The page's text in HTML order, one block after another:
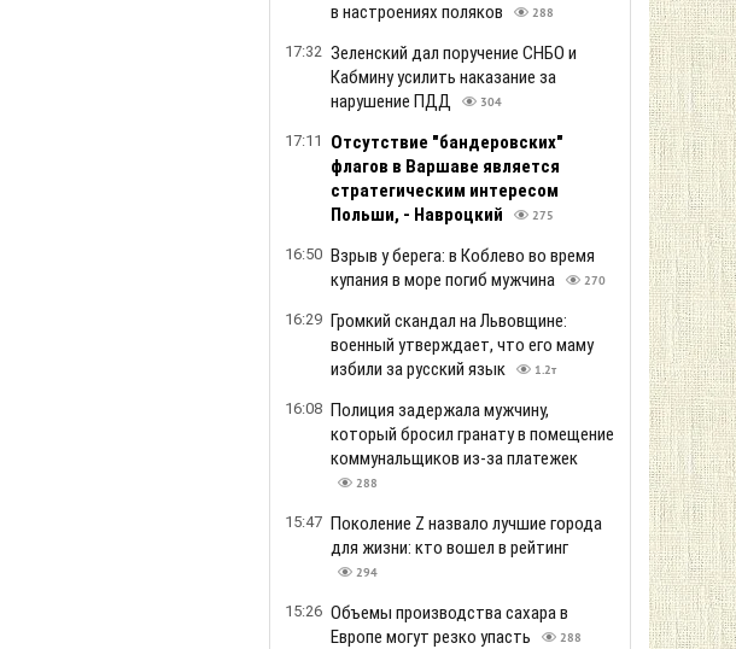
в настроениях поляков
288
17:32 Зеленский дал поручение СНБО и
Кабмину усилить наказание за
нарушение ПДД
304
17:11
Отсутствие "бандеровских"
флагов в Варшаве является
стратегическим интересом
Польши, - Навроцкий
275
16:50 Взрыв у берега: в Коблево во время
купания в море погиб мужчина
270
16:29 Громкий скандал на Львовщине:
военный утверждает, что его маму
избили за русский язык
1.2т
16:08 Полиция задержала мужчину,
который бросил гранату в помещение
коммунальщиков из-за платежек
288
15:47 Поколение Z назвало лучшие города
для жизни: кто вошел в рейтинг
294
15:26 Объемы производства сахара в
Европе могут резко упасть
288